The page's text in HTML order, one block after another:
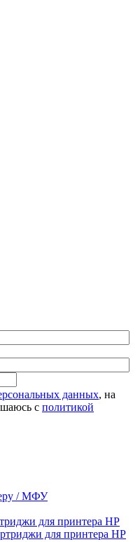
данных, на
с политикой
/ МФУ
для принтера HP
для принтера HP